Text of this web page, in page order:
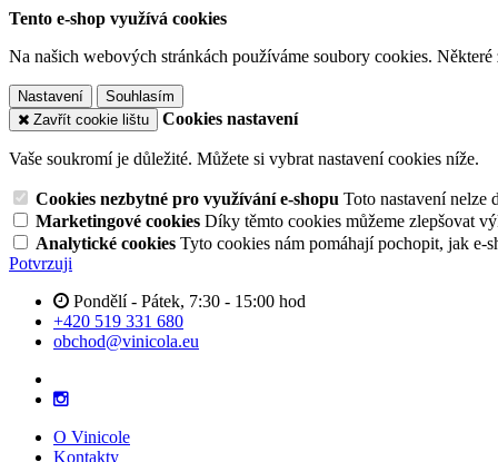
Tento e-shop využívá cookies
Na našich webových stránkách používáme soubory cookies.
Nastavení
Souhlasím
Zavřít cookie lištu
Cookies nastavení
Vaše soukromí je důležité. Můžete si vybrat nastavení cookies níže.
Cookies nezbytné pro využívání e-shopu Toto nastavení nelze
Marketingové cookies Díky těmto cookies můžeme zlepšovat
Analytické cookies Tyto cookies nám pomáhají pochopit, jak e-
Potvrzuji
Pondělí - Pátek, 7:30 - 15:00 hod
+420 519 331 680
obchod@vinicola.eu
O Vinicole
Kontakty